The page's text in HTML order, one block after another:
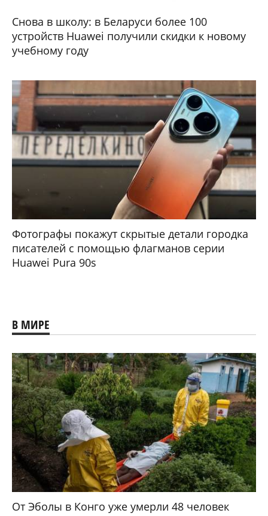
Снова в школу: в Беларуси более 100
устройств Huawei получили скидки к новому
учебному году
Фотографы покажут скрытые детали городка
писателей с помощью флагманов серии
Huawei Pura 90s
В МИРЕ
От Эболы в Конго уже умерли 48 человек